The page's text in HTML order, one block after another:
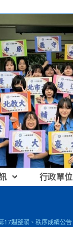
行政單位
17週整潔、秩序成績公告